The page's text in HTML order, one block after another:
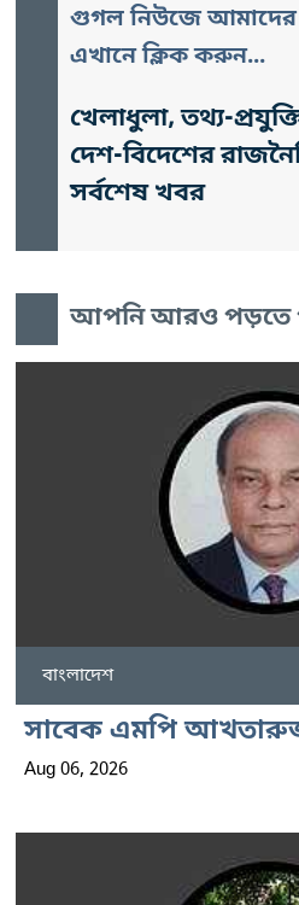
গুগল নিউজে আমাদের
এখানে ক্লিক করুন...
খেলাধুলা, তথ্য-
দেশ-বিদেশের
সর্বশেষ খবর
আপনি আরও পড়তে
বাংলাদেশ
সাবেক এমপি
Aug 06, 2026